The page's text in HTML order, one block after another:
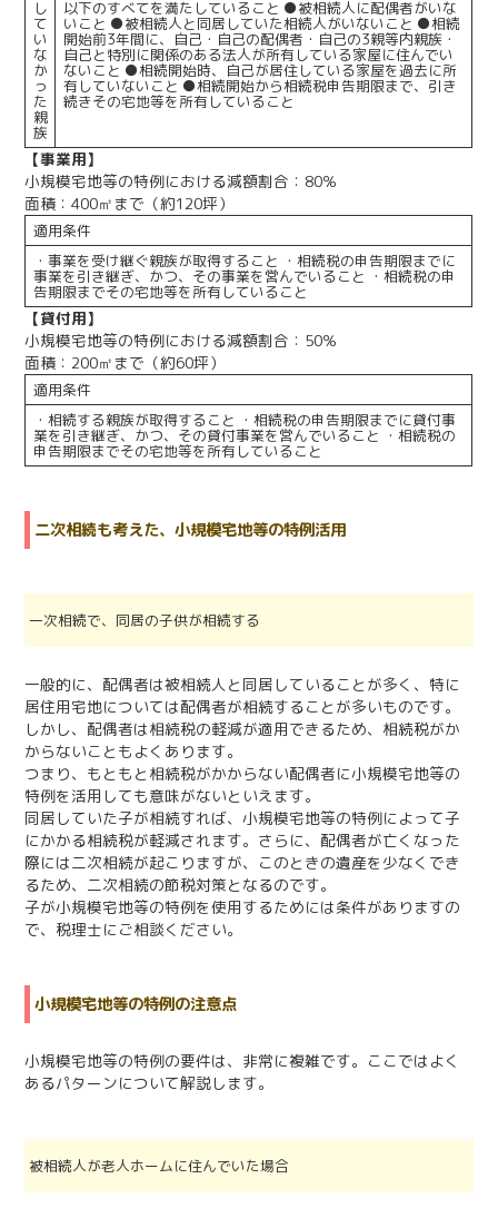
し
て
い
な
か
っ
た
親
族
以下のすべてを満たしていること ●被相続人に配偶者がいな
いこと ●被相続人と同居していた相続人がいないこと ●相続
開始前3年間に、自己・自己の配偶者・自己の3親等内親族・
自己と特別に関係のある法人が所有している家屋に住んでい
ないこと ●相続開始時、自己が居住している家屋を過去に所
有していないこと ●相続開始から相続税申告期限まで、引き
続きその宅地等を所有していること
【事業用】
小規模宅地等の特例における減額割合：80％
面積：400㎡まで（約120坪）
適用条件
・事業を受け継ぐ親族が取得すること ・相続税の申告期限までに
事業を引き継ぎ、かつ、その事業を営んでいること ・相続税の申
告期限までその宅地等を所有していること
【貸付用】
小規模宅地等の特例における減額割合：50％
面積：200㎡まで（約60坪）
適用条件
・相続する親族が取得すること ・相続税の申告期限までに貸付事
業を引き継ぎ、かつ、その貸付事業を営んでいること ・相続税の
申告期限までその宅地等を所有していること
二次相続も考えた、小規模宅地等の特例活用
一次相続で、同居の子供が相続する
一般的に、配偶者は被相続人と同居していることが多く、特に
居住用宅地については配偶者が相続することが多いものです。
しかし、配偶者は相続税の軽減が適用できるため、相続税がか
からないこともよくあります。
つまり、もともと相続税がかからない配偶者に小規模宅地等の
特例を活用しても意味がないといえます。
同居していた子が相続すれば、小規模宅地等の特例によって子
にかかる相続税が軽減されます。さらに、配偶者が亡くなった
際には二次相続が起こりますが、このときの遺産を少なくでき
るため、二次相続の節税対策となるのです。
子が小規模宅地等の特例を使用するためには条件がありますの
で、税理士にご相談ください。
小規模宅地等の特例の注意点
小規模宅地等の特例の要件は、非常に複雑です。ここではよく
あるパターンについて解説します。
被相続人が老人ホームに住んでいた場合